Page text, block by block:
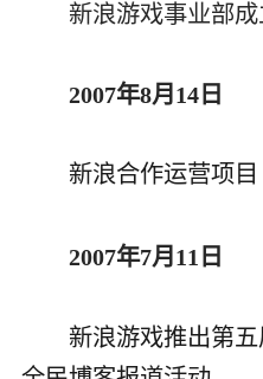
新浪游戏事业部成
2007年8月14日
新浪合作运营项目
2007年7月11日
新浪游戏推出第